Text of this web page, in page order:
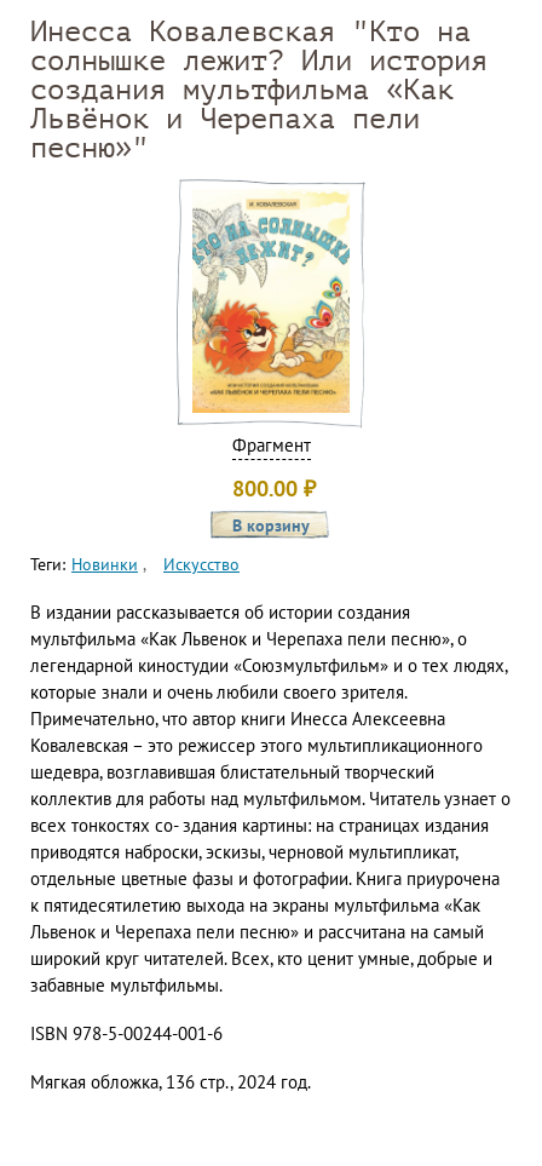
Инесса Ковалевская "Кто на
солнышке лежит? Или история
создания мультфильма «Как
Львёнок и Черепаха пели
песню»"
Фрагмент
800.00 ₽
Теги: Новинки Искусство
В издании рассказывается об истории создания
мультфильма «Как Львенок и Черепаха пели песню», о
легендарной киностудии «Союзмультфильм» и о тех людях,
которые знали и очень любили своего зрителя.
Примечательно, что автор книги Инесса Алексеевна
Ковалевская – это режиссер этого мультипликационного
шедевра, возглавившая блистательный творческий
коллектив для работы над мультфильмом. Читатель узнает о
всех тонкостях со- здания картины: на страницах издания
приводятся наброски, эскизы, черновой мультипликат,
отдельные цветные фазы и фотографии. Книга приурочена
к пятидесятилетию выхода на экраны мультфильма «Как
Львенок и Черепаха пели песню» и рассчитана на самый
широкий круг читателей. Всех, кто ценит умные, добрые и
забавные мультфильмы.
ISBN 978-5-00244-001-6
Мягкая обложка, 136 стр., 2024 год.